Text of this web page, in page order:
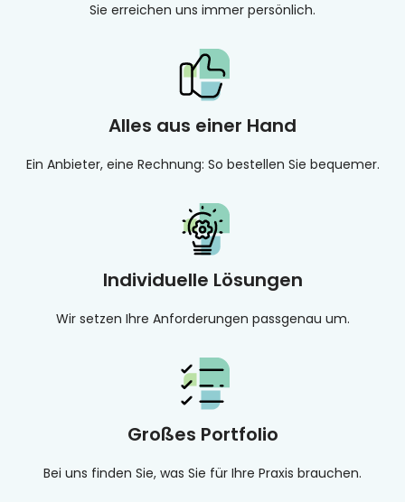
Sie erreichen uns immer persönlich.
Alles aus einer Hand
Ein Anbieter, eine Rechnung: So bestellen Sie bequemer.
Individuelle Lösungen
Wir setzen Ihre Anforderungen passgenau um.
Großes Portfolio
Bei uns finden Sie, was Sie für Ihre Praxis brauchen.